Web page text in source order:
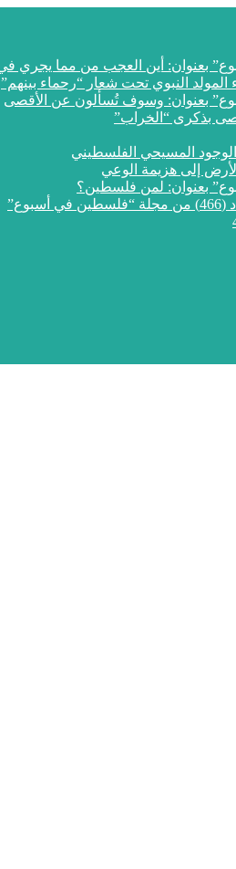
المولد النبوي تحت شعار “رحماء بينهم”
بذكرى “الخراب”
المسيحي الفلسطيني
إلى هزيمة الوعي